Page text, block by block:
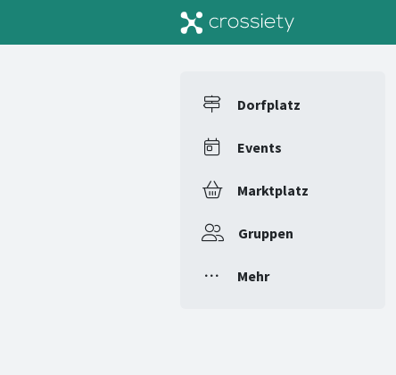
Dorfplatz
Events
Marktplatz
Gruppen
Mehr